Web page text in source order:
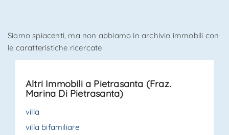
Siamo spiacenti, ma non abbiamo in archivio immobili con
le caratteristiche ricercate
Altri Immobili a Pietrasanta (Fraz.
Marina Di Pietrasanta)
villa
villa bifamiliare
*Il tuo nome
Ho letto, compreso e accettato i
Ricevi immobili simili a questo da Agenzia Immobiliare